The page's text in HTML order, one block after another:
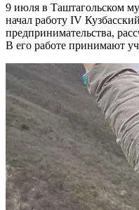
9 июля в Таштагольском
начал работу IV
предпринимательства,
В его работе принимают